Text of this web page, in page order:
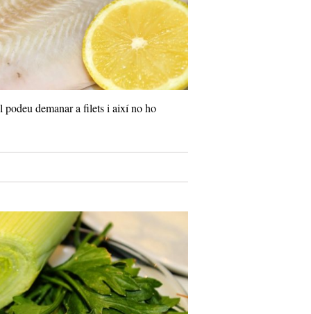
podeu demanar a filets i així no ho